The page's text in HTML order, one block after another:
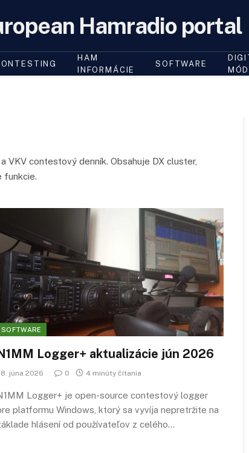
Hamradio portal
HAM
INFORMÁCIE
SOFTWARE
VKV contestový denník. Obsahuje DX cluster,
funkcie.
SOFTWARE
Logger+ aktualizácie jún 2026
júna 2026 0 4 minúty čítania
Logger+ je open-source contestový logger
platformu Windows, ktorý sa vyvíja nepretržite na
hlásení od používateľov z celého…